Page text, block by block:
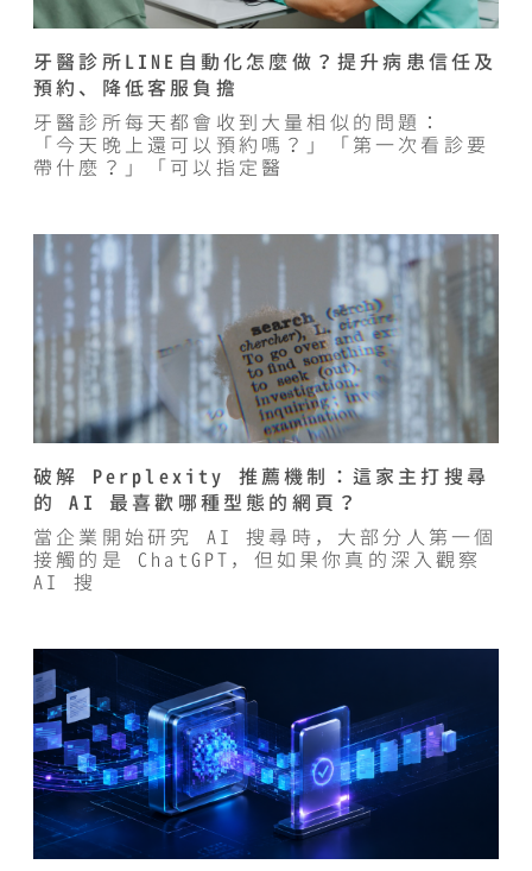
牙醫診所LINE自動化怎麼做？提升病患信任及
預約、降低客服負擔
牙醫診所每天都會收到大量相似的問題：
「今天晚上還可以預約嗎？」「第一次看診要
帶什麼？」「可以指定醫
破解 Perplexity 推薦機制：這家主打搜尋
的 AI 最喜歡哪種型態的網頁？
當企業開始研究 AI 搜尋時，大部分人第一個
接觸的是 ChatGPT，但如果你真的深入觀察
AI 搜